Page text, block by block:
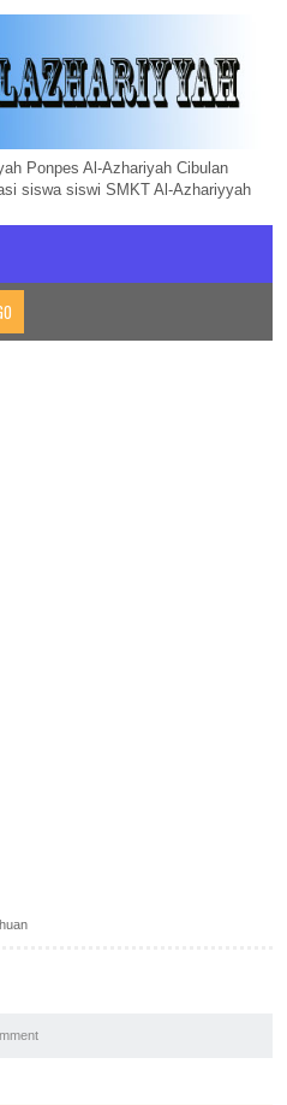
Ponpes Al-Azhariyah Cibulan
siswa siswi SMKT Al-Azhariyyah